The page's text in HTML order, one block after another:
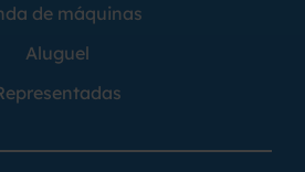
de máquinas
Aluguel